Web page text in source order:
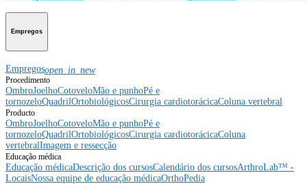
Empregos
Empregosopen_in_new
Procedimento
OmbroJoelhoCotoveloMão e punhoPé e
tornozeloQuadrilOrtobiológicosCirurgia cardiotorácicaColuna vertebral
Producto
OmbroJoelhoCotoveloMão e punhoPé e
tornozeloQuadrilOrtobiológicosCirurgia cardiotorácicaColuna
vertebralImagem e ressecção
Educação médica
Educação médicaDescrição dos cursosCalendário dos cursosArthroLab™ -
LocaisNossa equipe de educação médicaOrthoPedia